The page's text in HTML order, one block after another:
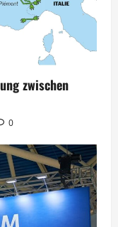
zwischen
0